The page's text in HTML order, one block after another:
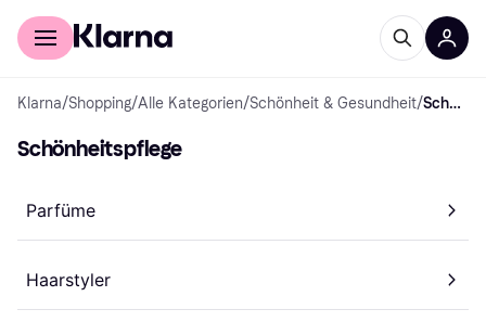
Für Shopper
Klarna/Shopping/Alle Kategorien/Schönheit & Gesundheit/ Schönheitspflege
Schönheitspflege
Parfüme
Haarstyler